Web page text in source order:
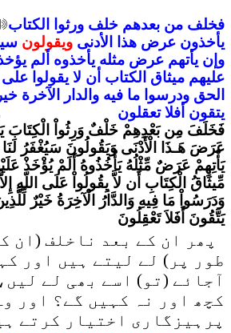
فخلف من بعدهم خلف ورثوا
الكتاب
يأخذون عرض هذا الأدنى ويقولون
وإن يأتهم عرض مثله يأخذوه ألم
عليهم ميثاق الكتاب أن لا يقولوا على
الحق ودرسوا ما فيه والدار الآخرة خير
يتقون أفلا تعقلون
فَخَلَفَ مِن بَعْدِهِمْ خَلْفٌ وَرِثُواْ الْكِتَابَ
عَرَضَ هَـذَا الْأَدْنَى وَيَقُولُونَ سَيُغْفَرُ
يَأْتِهِمْ عَرَضٌ مِّثْلُهُ يَأْخُذُوهُ أَلَمْ يُؤْخَذْ
مِّيثَاقُ الْكِتَابِ أَن لاَّ يِقُولُواْ عَلَى اللّهِ
وَدَرَسُواْ مَا فِيهِ وَالدَّارُ الْآخِرَةُ خَيْرٌ
يَتَّقُونَ أَفَلاَ تَعْقِلُونَ
پھر ان کے بعد ناخلف (ان
طور پر) لے لیتے ہیں اور
آجائے (تو) اسے بھی لے
کچھ اور نہ کہیں گے؟ اور
پرہیزگاری اختیار کرتے